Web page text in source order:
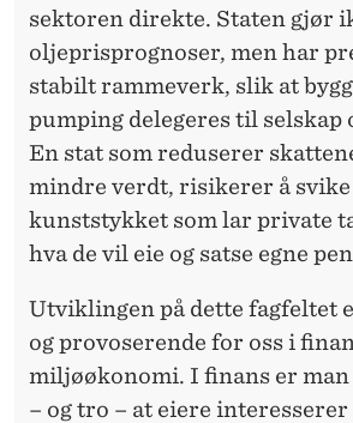
sektoren direkte. Staten gjør
oljeprisprognoser, men har
stabilt rammeverk, slik at
pumping delegeres til selskap
En stat som reduserer
mindre verdt, risikerer å
kunststykket som lar private
hva de vil eie og satse egne
Utviklingen på dette fagfeltet
og provoserende for oss i
miljøøkonomi. I finans er
– og tro – at eiere interesserer